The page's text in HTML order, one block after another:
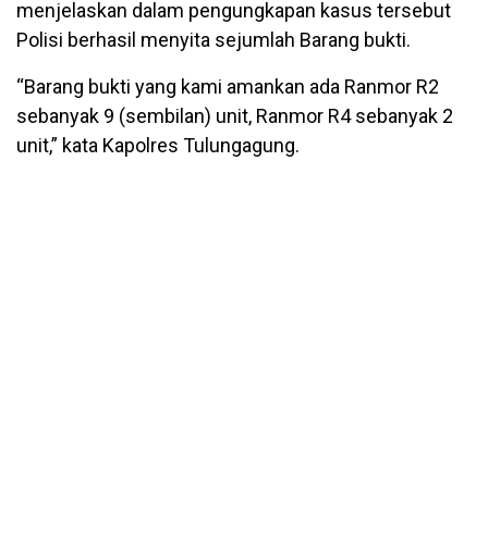
menjelaskan dalam pengungkapan kasus tersebut
Polisi berhasil menyita sejumlah Barang bukti.
“Barang bukti yang kami amankan ada Ranmor R2
sebanyak 9 (sembilan) unit, Ranmor R4 sebanyak 2
unit,” kata Kapolres Tulungagung.